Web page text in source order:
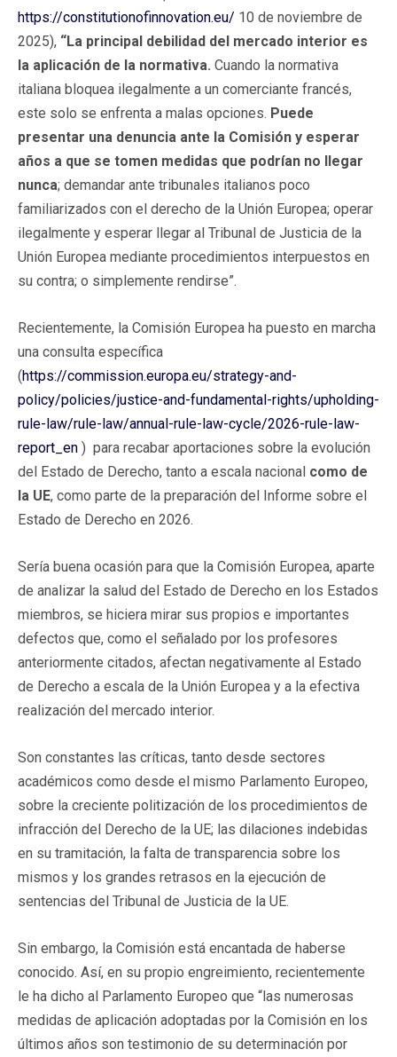
https://constitutionofinnovation.eu/ 10 de noviembre de
2025), “La principal debilidad del mercado interior es
la aplicación de la normativa. Cuando la normativa
italiana bloquea ilegalmente a un comerciante francés,
este solo se enfrenta a malas opciones. Puede
presentar una denuncia ante la Comisión y esperar
años a que se tomen medidas que podrían no llegar
nunca; demandar ante tribunales italianos poco
familiarizados con el derecho de la Unión Europea; operar
ilegalmente y esperar llegar al Tribunal de Justicia de la
Unión Europea mediante procedimientos interpuestos en
su contra; o simplemente rendirse”.
Recientemente, la Comisión Europea ha puesto en marcha
una consulta específica
(https://commission.europa.eu/strategy-and-
policy/policies/justice-and-fundamental-rights/upholding-
rule-law/rule-law/annual-rule-law-cycle/2026-rule-law-
report_en ) para recabar aportaciones sobre la evolución
del Estado de Derecho, tanto a escala nacional como de
la UE, como parte de la preparación del Informe sobre el
Estado de Derecho en 2026.
Sería buena ocasión para que la Comisión Europea, aparte
de analizar la salud del Estado de Derecho en los Estados
miembros, se hiciera mirar sus propios e importantes
defectos que, como el señalado por los profesores
anteriormente citados, afectan negativamente al Estado
de Derecho a escala de la Unión Europea y a la efectiva
realización del mercado interior.
Son constantes las críticas, tanto desde sectores
académicos como desde el mismo Parlamento Europeo,
sobre la creciente politización de los procedimientos de
infracción del Derecho de la UE; las dilaciones indebidas
en su tramitación, la falta de transparencia sobre los
mismos y los grandes retrasos en la ejecución de
sentencias del Tribunal de Justicia de la UE.
Sin embargo, la Comisión está encantada de haberse
conocido. Así, en su propio engreimiento, recientemente
le ha dicho al Parlamento Europeo que “las numerosas
medidas de aplicación adoptadas por la Comisión en los
últimos años son testimonio de su determinación por